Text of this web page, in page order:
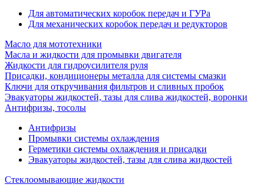
Для автоматических коробок передач и ГУРа
Для механических коробок передач и редукторов
Масло для мототехники
Масла и жидкости для промывки двигателя
Жидкости для гидроусилителя руля
Присадки, кондиционеры металла для системы смазки
Ключи для откручивания фильтров и сливных пробок
Эвакуаторы жидкостей, тазы для слива жидкостей, воронки
Антифризы, тосолы
Антифризы
Промывки системы охлаждения
Герметики системы охлаждения и присадки
Эвакуаторы жидкостей, тазы для слива жидкостей
Стеклоомывающие жидкости